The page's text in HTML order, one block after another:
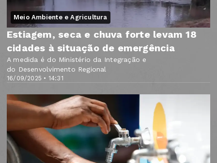
Meio Ambiente e Agricultura
16/09/2025 • 14:31
Estiagem, seca e chuva forte levam 18
cidades à situação de emergência
A medida é do Ministério da Integração e
do Desenvolvimento Regional